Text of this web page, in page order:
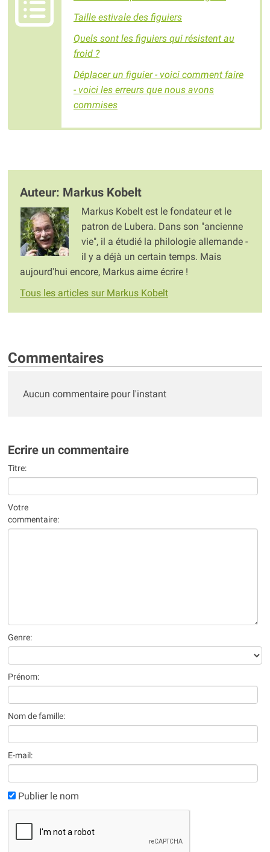
Taille estivale des figuiers
Quels sont les figuiers qui résistent au
froid ?
Déplacer un figuier - voici comment faire
- voici les erreurs que nous avons
commises
Auteur: Markus Kobelt
Markus Kobelt est le fondateur et le
patron de Lubera. Dans son "ancienne
vie", il a étudié la philologie allemande -
il y a déjà un certain temps. Mais
aujourd'hui encore, Markus aime écrire !
Tous les articles sur Markus Kobelt
Commentaires
Aucun commentaire pour l'instant
Ecrire un commentaire
Titre:
Votre
commentaire:
Genre:
Prénom:
Nom de famille:
E-mail:
Publier le nom